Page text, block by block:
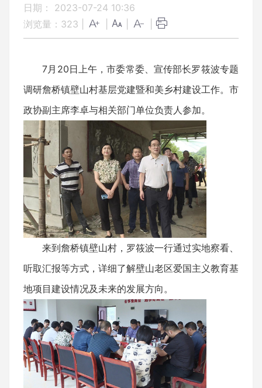
日期： 2023-07-24 10:36
浏览量： 323
7月20日上午，市委常委、宣传部长罗筱波专题
调研詹桥镇壁山村基层党建暨和美乡村建设工作。市
政协副主席李卓与相关部门单位负责人参加。
来到詹桥镇壁山村，罗筱波一行通过实地察看、
听取汇报等方式，详细了解壁山老区爱国主义教育基
地项目建设情况及未来的发展方向。